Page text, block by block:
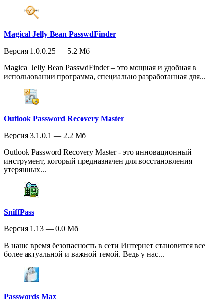
Magical Jelly Bean PasswdFinder
Версия 1.0.0.25 — 5.2 Мб
Magical Jelly Bean PasswdFinder – это мощная и удобная в
использовании программа, специально разработанная для...
Outlook Password Recovery Master
Версия 3.1.0.1 — 2.2 Мб
Outlook Password Recovery Master - это инновационный
инструмент, который предназначен для восстановления
утерянных...
SniffPass
Версия 1.13 — 0.0 Мб
В наше время безопасность в сети Интернет становится все
более актуальной и важной темой. Ведь у нас...
Passwords Max